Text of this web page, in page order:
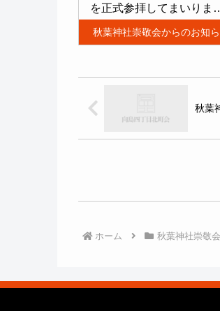
秋葉神社崇敬会からのお知
を正式参拝してまいりま
た。梅雨の最中ではありま
したが、好天にも恵まれ
ただき正式参拝の後、乃
一酒造での利き酒など日
りではありましたが楽...
秋葉
ホーム 秋葉神社崇敬